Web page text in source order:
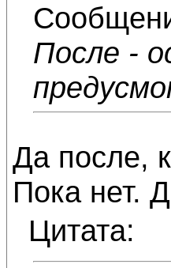
После -
Да после,
Пока нет.
Цитата: